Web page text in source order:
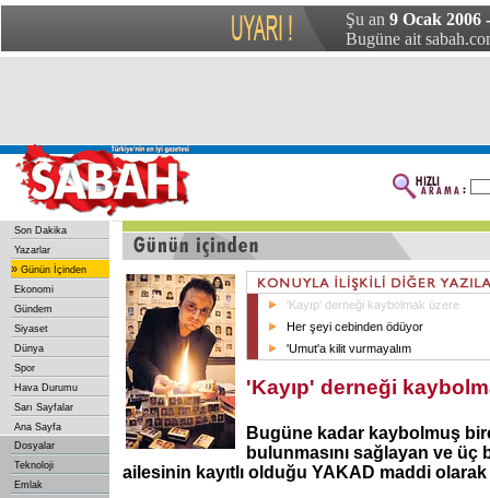
Şu an 9 Ocak 2006
Bugüne ait
Son Dakika
Yazarlar
» Günün İçinden
Ekonomi
Gündem
Siyaset
Dünya
Spor
Hava Durumu
Sarı Sayfalar
Ana Sayfa
Dosyalar
Teknoloji
Emlak
'Kayıp' derneği kaybolmak üzere
Her şeyi cebinden ödüyor
'Umut'a kilit vurmayalım
'Kayıp' derneği
Bugüne kadar kaybolmuş
bulunmasını sağlayan ve üç
ailesinin kayıtlı olduğu YAKAD maddi